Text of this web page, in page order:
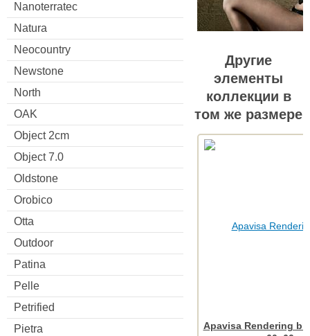
Nanoterratec
Natura
Neocountry
Newstone
North
OAK
Object 2cm
Object 7.0
Oldstone
Orobico
Otta
Outdoor
Patina
Pelle
Petrified
Pietra
Другие
элементы
коллекции в
том же размере
Apavisa Rendering